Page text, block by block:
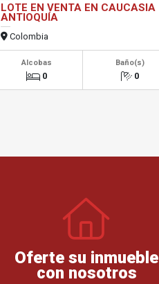
LOTE EN VENTA EN CAUCASIA
ANTIOQUÍA
Colombia
Alcobas
0
Baño(s)
0
Oferte su inmueble
con nosotros